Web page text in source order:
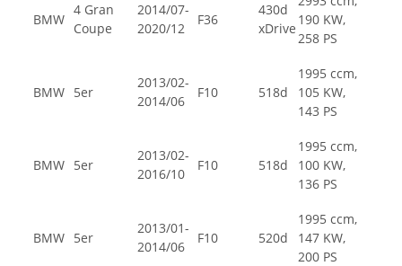
BMW
4 Gran
Coupe
2014/07-
2020/12
F36
430d
xDrive
190 KW,
258 PS
BMW 5er
2013/02-
2014/06
F10 518d
1995 ccm,
105 KW,
143 PS
BMW 5er
2013/02-
2016/10
F10 518d
1995 ccm,
100 KW,
136 PS
BMW 5er
2013/01-
2014/06
F10 520d
1995 ccm,
147 KW,
200 PS